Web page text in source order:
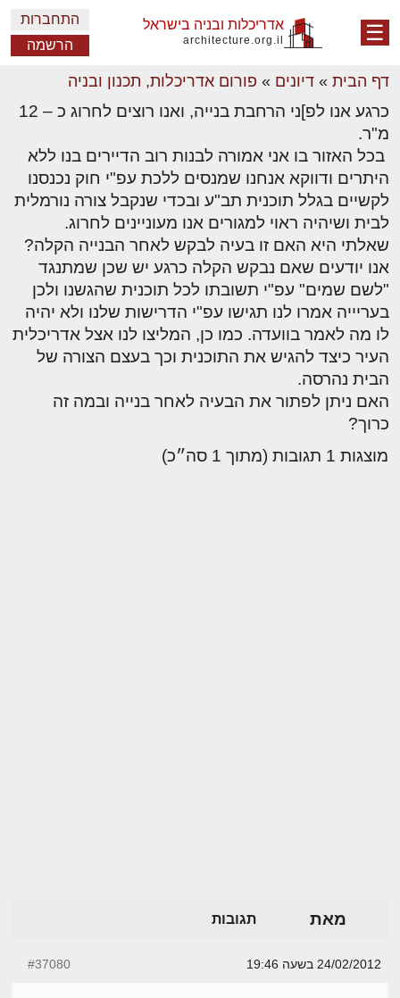
☰ אדריכלות ובניה בישראל
architecture.org.il
התחברות
הרשמה
דף הבית » דיונים » פורום אדריכלות, תכנון ובניה
כרגע אנו לפ]ני הרחבת בנייה, ואנו רוצים לחרוג כ – 12
מ"ר.
בכל האזור בו אני אמורה לבנות רוב הדיירים בנו ללא
היתרים ודווקא אנחנו שמנסים ללכת עפ"י חוק נכנסנו
לקשיים בגלל תוכנית תב"ע ובכדי שנקבל צורה נורמלית
לבית ושיהיה ראוי למגורים אנו מעוניינים לחרוג.
שאלתי היא האם זו בעיה לבקש לאחר הבנייה הקלה?
אנו יודעים שאם נבקש הקלה כרגע יש שכן שמתנגד
"לשם שמים" עפ"י תשובתו לכל תוכנית שהגשנו ולכן
בעריייה אמרו לנו תגישו עפ"י הדרישות שלנו ולא יהיה
לו מה לאמר בוועדה. כמו כן, המליצו לנו אצל אדריכלית
העיר כיצד להגיש את התוכנית וכך בעצם הצורה של
הבית נהרסה.
האם ניתן לפתור את הבעיה לאחר בנייה ובמה זה
כרוך?
מוצגות 1 תגובות (מתוך 1 סה״כ)
מאת תגובות
24/02/2012 בשעה 19:46 #37080